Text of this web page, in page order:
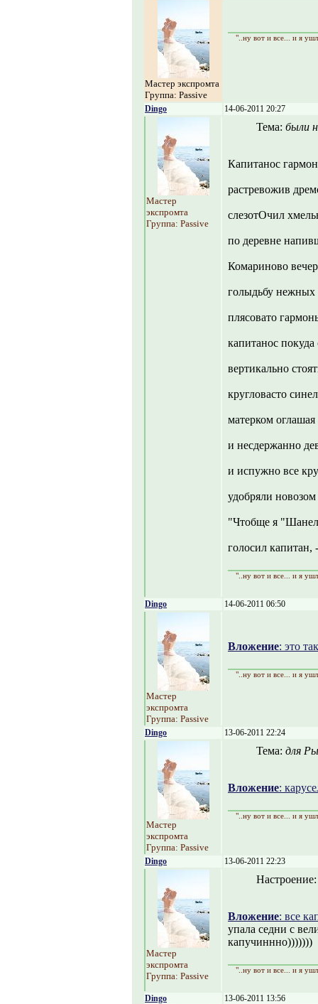
Мастер экспромта
Группа: Passive
"..ну вот и все... и я
Dingo 14-06-2011 20:27
Мастер
экспромта
Группа: Passive
Тема: были
Капитанос
растревожив
слезотОчил
по деревне
Комариново
голыдьбу нежных
плясовато
капитанос
вертикально
кругловасто
матерком оглашая
и несдержанно
и испужно все
удобряли новозом
"Чтобще я
голосил
"..ну вот и все... и я
Dingo 14-06-2011 06:50
Мастер
экспромта
Группа: Passive
Вложение: это
"..ну вот и все... и я
Dingo 13-06-2011 22:24
Мастер
экспромта
Группа: Passive
Тема: для
Вложение:
"..ну вот и все... и я
Dingo 13-06-2011 22:23
Мастер
экспромта
Группа: Passive
Вложение: все
упала седни с
капучиннно)))))))
"..ну вот и все... и я
Dingo 13-06-2011 13:56